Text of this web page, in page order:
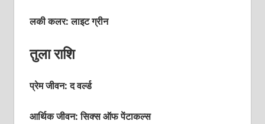
लकी कलर: लाइट ग्रीन
तुला राशि
प्रेम जीवन: द वर्ल्‍ड
आर्थिक जीवन: सिक्‍स ऑफ पेंटाकल्‍स